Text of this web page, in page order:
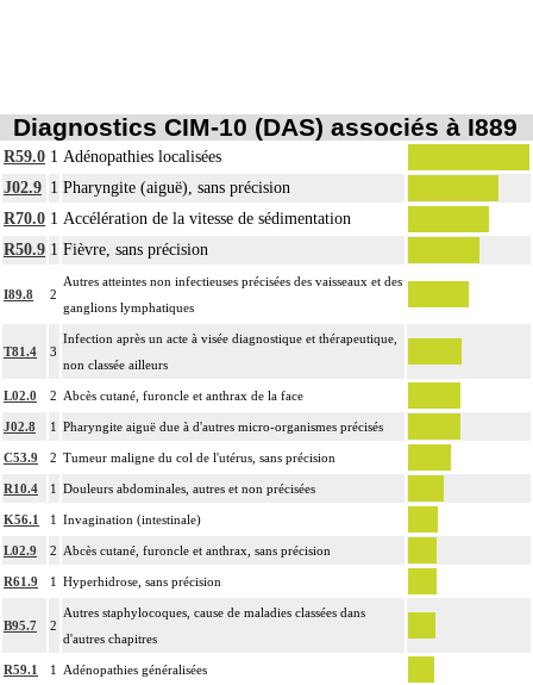
Diagnostics CIM-10 (DAS) associés à I889
R59.0 1 Adénopathies localisées
J02.9 1 Pharyngite (aiguë), sans précision
R70.0 1 Accélération de la vitesse de sédimentation
R50.9 1 Fièvre, sans précision
I89.8 2
Autres atteintes non infectieuses précisées des vaisseaux et des
ganglions lymphatiques
T81.4 3
Infection après un acte à visée diagnostique et thérapeutique,
non classée ailleurs
L02.0 2 Abcès cutané, furoncle et anthrax de la face
J02.8 1 Pharyngite aiguë due à d'autres micro-organismes précisés
C53.9 2 Tumeur maligne du col de l'utérus, sans précision
R10.4 1 Douleurs abdominales, autres et non précisées
K56.1 1 Invagination (intestinale)
L02.9 2 Abcès cutané, furoncle et anthrax, sans précision
R61.9 1 Hyperhidrose, sans précision
B95.7 2
Autres staphylocoques, cause de maladies classées dans
d'autres chapitres
R59.1 1 Adénopathies généralisées